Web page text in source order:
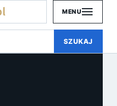
MENU
SZUKAJ